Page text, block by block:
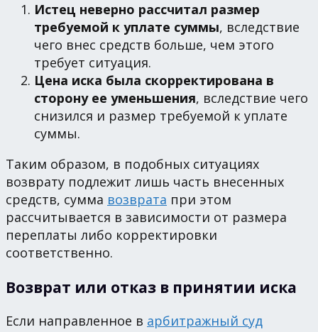
Истец неверно рассчитал размер
требуемой к уплате суммы, вследствие
чего внес средств больше, чем этого
требует ситуация.
Цена иска была скорректирована в
сторону ее уменьшения, вследствие чего
снизился и размер требуемой к уплате
суммы.
Таким образом, в подобных ситуациях
возврату подлежит лишь часть внесенных
средств, сумма возврата при этом
рассчитывается в зависимости от размера
переплаты либо корректировки
соответственно.
Возврат или отказ в принятии иска
Если направленное в арбитражный суд